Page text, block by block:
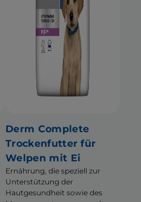
Derm Complete
Trockenfutter für
Welpen mit Ei
Ernährung, die speziell zur
Unterstützung der
Hautgesundheit sowie des